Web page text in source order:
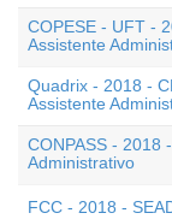
COPESE - UFT -
Assistente
Quadrix - 2018 -
Assistente
CONPASS - 2018
Administrativo
FCC - 2018 -